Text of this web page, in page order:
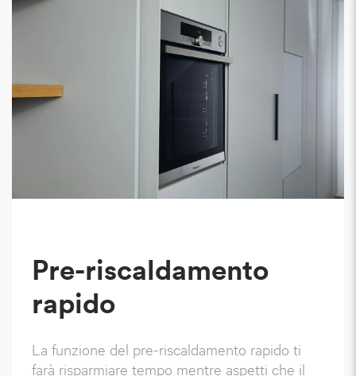
Pre-riscaldamento
rapido
La funzione del pre-riscaldamento rapido ti
farà risparmiare tempo mentre aspetti che il